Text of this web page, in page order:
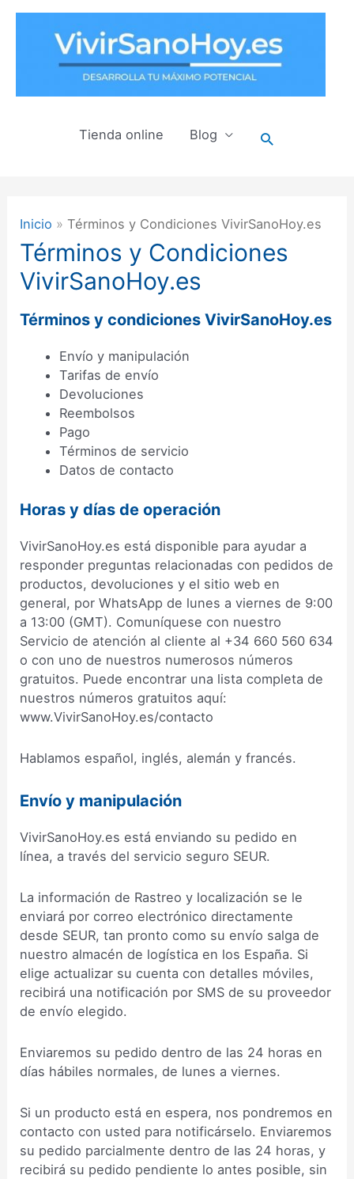
contenido
Tienda online Blog Buscar
Inicio Términos y Condiciones VivirSanoHoy.es
Términos y Condiciones
VivirSanoHoy.es
Términos y condiciones VivirSanoHoy.es
Envío y manipulación
Tarifas de envío
Devoluciones
Reembolsos
Pago
Términos de servicio
Datos de contacto
Horas y días de operación
VivirSanoHoy.es está disponible para ayudar a
responder preguntas relacionadas con pedidos de
productos, devoluciones y el sitio web en
general, por WhatsApp de lunes a viernes de 9:00
a 13:00 (GMT). Comuníquese con nuestro
Servicio de atención al cliente al +34 660 560 634
o con uno de nuestros numerosos números
gratuitos. Puede encontrar una lista completa de
nuestros números gratuitos aquí:
www.VivirSanoHoy.es/contacto
Hablamos español, inglés, alemán y francés.
Envío y manipulación
VivirSanoHoy.es está enviando su pedido en
línea, a través del servicio seguro SEUR.
La información de Rastreo y localización se le
enviará por correo electrónico directamente
desde SEUR, tan pronto como su envío salga de
nuestro almacén de logística en los España. Si
elige actualizar su cuenta con detalles móviles,
recibirá una notificación por SMS de su proveedor
de envío elegido.
Enviaremos su pedido dentro de las 24 horas en
días hábiles normales, de lunes a viernes.
Si un producto está en espera, nos pondremos en
contacto con usted para notificárselo. Enviaremos
su pedido parcialmente dentro de las 24 horas, y
recibirá su pedido pendiente lo antes posible, sin